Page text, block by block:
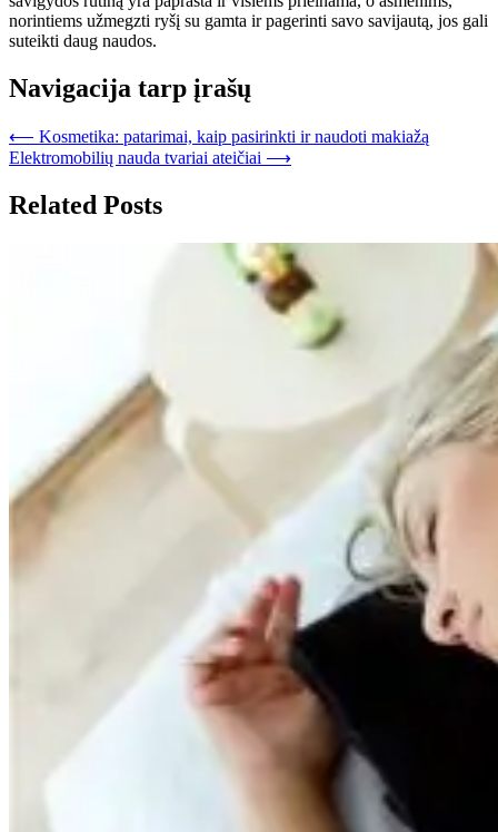
norintiems užmegzti ryšį su gamta ir pagerinti savo savijautą, jos gali
suteikti daug naudos.
Navigacija tarp įrašų
⟵ Kosmetika: patarimai, kaip pasirinkti ir naudoti makiažą
Elektromobilių nauda tvariai ateičiai ⟶
Related Posts